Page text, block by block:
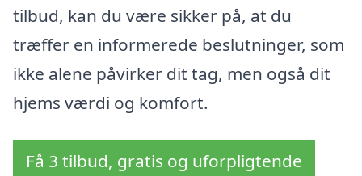
tilbud, kan du være sikker på, at du
træffer en informerede beslutninger, som
ikke alene påvirker dit tag, men også dit
hjems værdi og komfort.
Få 3 tilbud, gratis og uforpligtende